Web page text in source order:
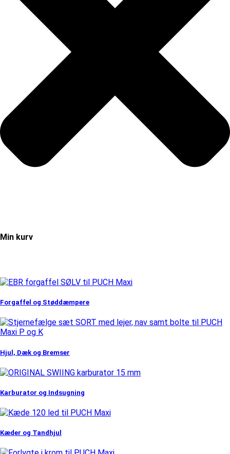
Min kurv
Forgaffel og Støddæmpere
Hjul, Dæk og Bremser
Karburator og Indsugning
Kæder og Tandhjul